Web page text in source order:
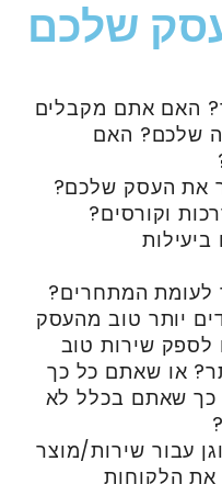
שלכם
האם אתם מקבלים
שלכם? האם
את העסק שלכם?
וקורסים?
המתחרים?
יותר טוב מהעסק
שירות טוב
או שאתם כל כך
כך שאתם בכלל לא
עבור שירות/מוצר
את הלקוחות